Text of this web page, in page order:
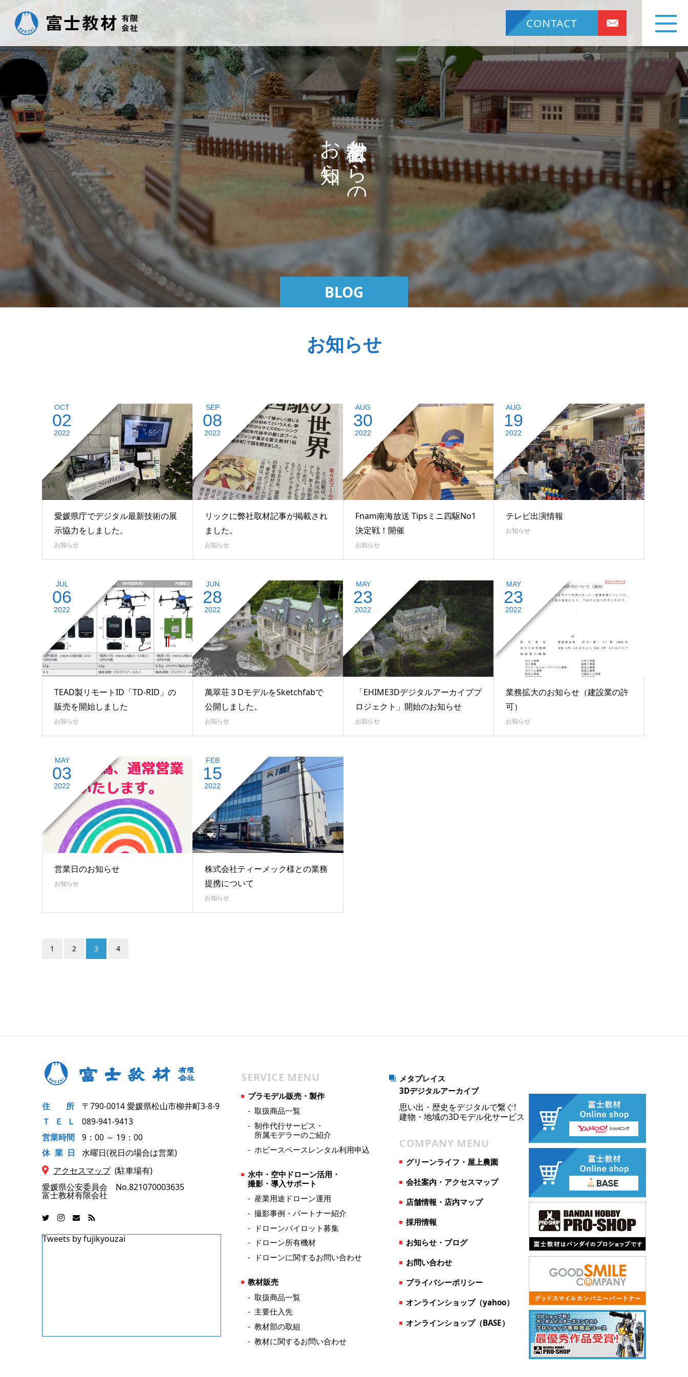
CONTACT
BLOG
か
ら
の
お
ら
せ
お知らせ
OCT
02
2022
愛媛県庁でデジタル最新技術の展
示協力をしました。
お知らせ
SEP
08
2022
リックに弊社取材記事が掲載され
ました。
お知らせ
AUG
30
2022
Fnam南海放送 Tipsミニ四駆No1
決定戦！開催
お知らせ
AUG
19
2022
テレビ出演情報
お知らせ
JUL
06
2022
TEAD製リモートID「TD-RID」の
販売を開始しました
お知らせ
JUN
28
2022
萬翠荘３DモデルをSketchfabで
公開しました。
お知らせ
MAY
23
2022
「EHIME3Dデジタルアーカイブプ
ロジェクト」開始のお知らせ
お知らせ
MAY
23
2022
業務拡大のお知らせ（建設業の許
可）
お知らせ
MAY
03
2022
営業日のお知らせ
お知らせ
FEB
15
2022
株式会社ティーメック様との業務
提携について
お知らせ
1 2 3 4
住 所 〒790-0014 愛媛県松山市柳井町3-8-9
ＴＥ
Ｌ
089-941-9413
営業時間
9：00 ～ 19：00
休業 日
水曜日(祝日の場合は営業)
アクセスマップ (駐車場有)
愛媛県公安委員会 No.821070003635
富士教材有限会社
Tweets by fujikyouzai
SERVICE MENU
プラモデル販売・製作
取扱商品一覧
制作代行サービス・
所属モデラーのご紹介
ホビースペースレンタル利用申込
水中・空中ドローン活用・
撮影・導入サポート
産業用途ドローン運用
撮影事例・パートナー紹介
ドローンパイロット募集
ドローン所有機材
ドローンに関するお問い合わせ
教材販売
取扱商品一覧
主要仕入先
教材部の取組
教材に関するお問い合わせ
メタプレイス
3Dデジタルアーカイブ
思い出・歴史をデジタルで繋ぐ!
建物・地域の3Dモデル化サービス
COMPANY MENU
グリーンライフ・屋上農園
会社案内・アクセスマップ
店舗情報・店内マップ
採用情報
お知らせ・ブログ
お問い合わせ
プライバシーポリシー
オンラインショップ（yahoo）
オンラインショップ（BASE）